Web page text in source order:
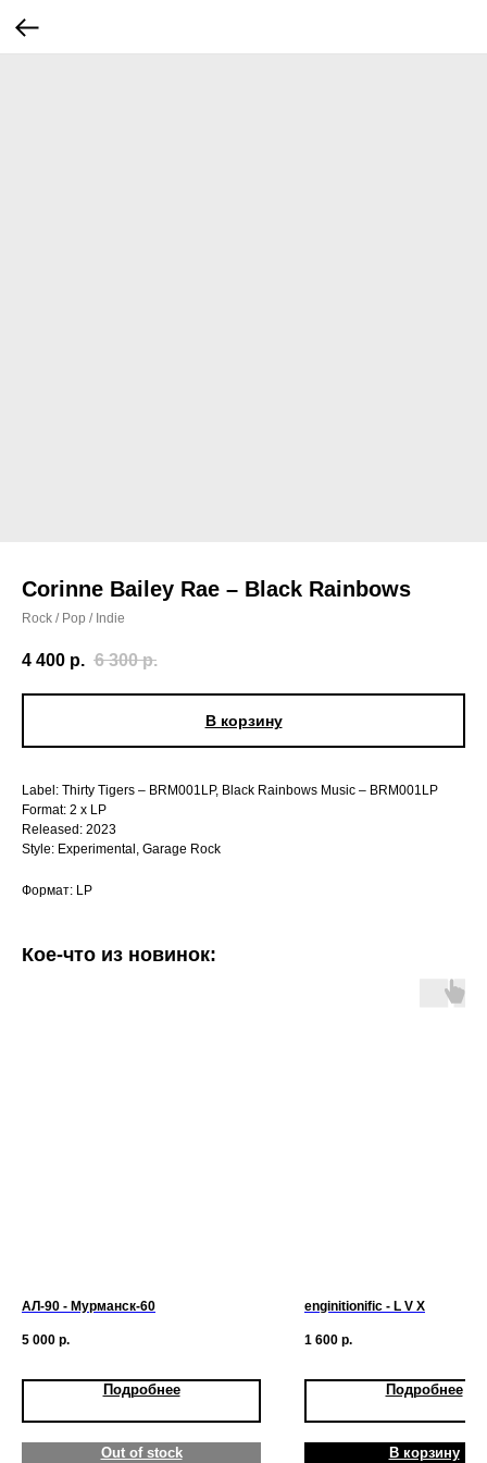
Corinne Bailey Rae – Black Rainbows
Rock / Pop / Indie
4 400 р. 6 300 р.
В корзину
Label: Thirty Tigers – BRM001LP, Black Rainbows Music – BRM001LP
Format: 2 x LP
Released: 2023
Style: Experimental, Garage Rock
Формат: LP
Кое-что из новинок:
АЛ-90 ‎- Мурманск-​60
5 000 р.
Подробнее
Out of stock
enginitionific - L V X
1 600 р.
Подробнее
В корзину